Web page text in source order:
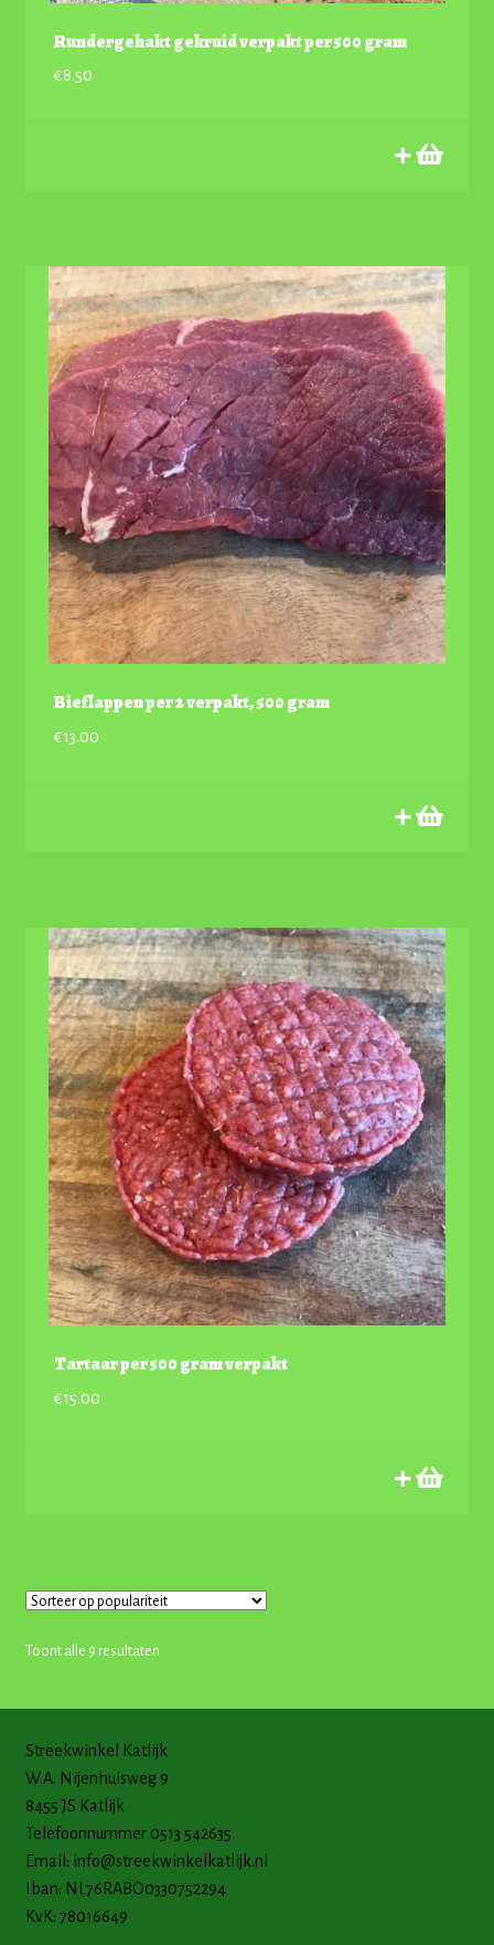
Rundergehakt gekruid verpakt per 500 gram
€8.50
Bieflappen per 2 verpakt, 500 gram
€13.00
Tartaar per 500 gram verpakt
€15.00
Toont alle 9 resultatenGesorteerd
Streekwinkel Katlijk
W.A. Nijenhuisweg 9
8455 JS Katlijk
Telefoonnummer 0513 542635
Email: info@streekwinkelkatlijk.nl
Iban: NL76RABO0330752294
KvK: 78016649